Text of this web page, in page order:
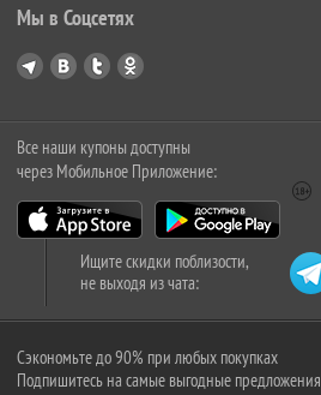
Мы в Соцсетях
Все наши купоны доступны
через Мобильное Приложение:
Ищите скидки поблизости,
не выходя из чата:
Сэкономьте до 90% при любых покупках
Подпишитесь на самые выгодные предложения